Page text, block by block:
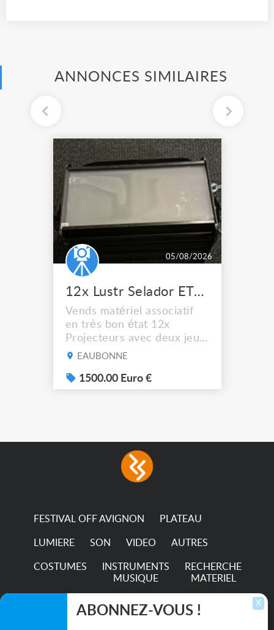
ANNONCES SIMILAIRES
05/08/2026
12x Lustr Selador ETC Led 7x colors filtres
Vends matériel associatif
en très bon état 12x
Projecteurs avec deux jeux
de filtre filtre Lustr Selador
system – seven colour
LEDs providing the
consumption The
permanence of a 50,000-
EAUBONNE
1500.00 Euro €
FESTIVAL OFF AVIGNON PLATEAU
LUMIERE SON VIDEO AUTRES
COSTUMES
INSTRUMENTS
MUSIQUE
RECHERCHE
MATERIEL
TRANSPORTS X
ABONNEZ-VOUS !